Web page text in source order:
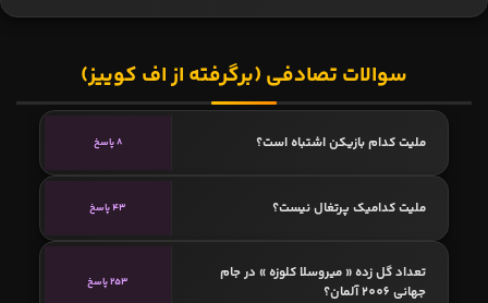
سوالات تصادفی (برگرفته از اف کوییز)
ملیت کدام بازیکن اشتباه است؟ 8 پاسخ
ملیت کدامیک پرتغال نیست؟ 43 پاسخ
تعداد گل زده « میروسلا کلوزه » در جام
جهانی 2006 آلمان؟
253 پاسخ